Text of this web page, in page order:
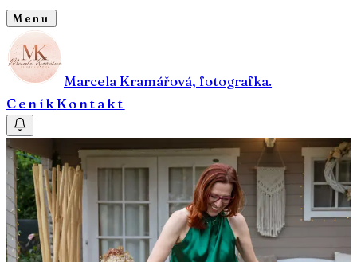
Menu
Marcela Kramářová, fotografka.
CeníkKontakt